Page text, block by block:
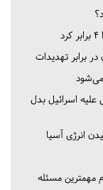
برابر تهدیدات
می‌شود
علیه اسرائیل بدل
انرژی آسیا
مهمترین مسئله